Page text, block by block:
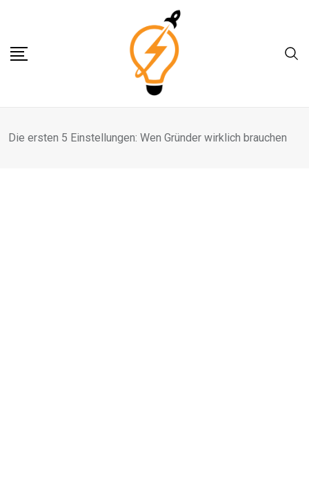
content
Die ersten 5 Einstellungen: Wen Gründer wirklich brauchen